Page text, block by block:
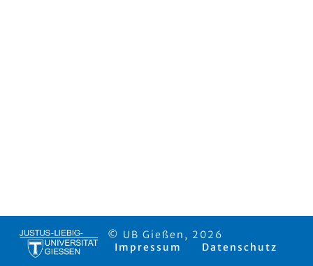
© UB Gießen, 2026
Impressum
Datenschutz